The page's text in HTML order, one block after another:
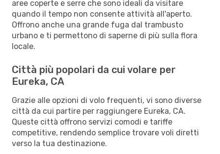
aree coperte e serre che sono ideali da visitare
quando il tempo non consente attività all'aperto.
Offrono anche una grande fuga dal trambusto
urbano e ti permettono di saperne di più sulla flora
locale.
Città più popolari da cui volare per
Eureka, CA
Grazie alle opzioni di volo frequenti, vi sono diverse
città da cui partire per raggiungere Eureka, CA.
Queste città offrono servizi comodi e tariffe
competitive, rendendo semplice trovare voli diretti
verso la tua destinazione.